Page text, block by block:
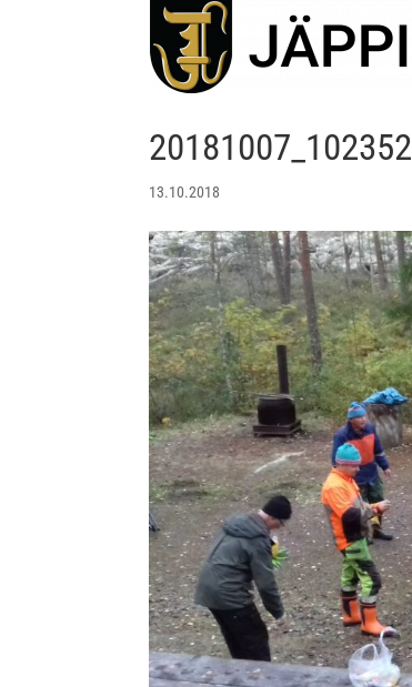
20181007_102352
13.10.2018